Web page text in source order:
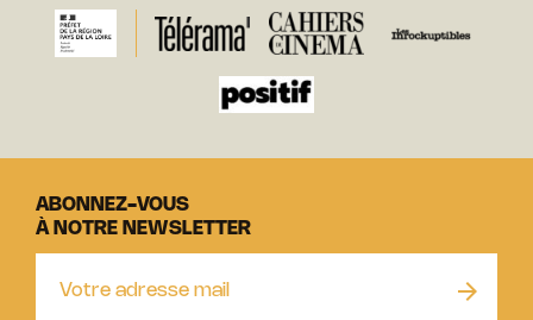
ABONNEZ-VOUS
À NOTRE NEWSLETTER